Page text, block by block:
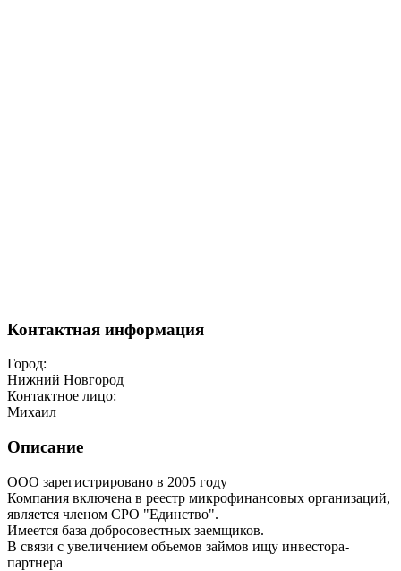
Контактная информация
Город:
Нижний Новгород
Контактное лицо:
Михаил
Описание
ООО зарегистрировано в 2005 году
Компания включена в реестр микрофинансовых организаций,
является членом СРО "Единство".
Имеется база добросовестных заемщиков.
В связи с увеличением объемов займов ищу инвестора-
партнера